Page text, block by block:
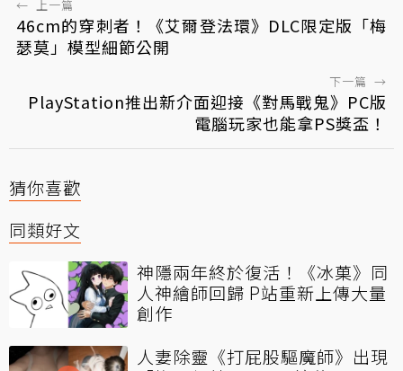
← 上一篇
46cm的穿刺者！《艾爾登法環》DLC限定版「梅
瑟莫」模型細節公開
下一篇 →
PlayStation推出新介面迎接《對馬戰鬼》PC版
電腦玩家也能拿PS獎盃！
猜你喜歡
同類好文
神隱兩年終於復活！《冰菓》同
人神繪師回歸 P站重新上傳大量
創作
人妻除靈《打屁股驅魔師》出現